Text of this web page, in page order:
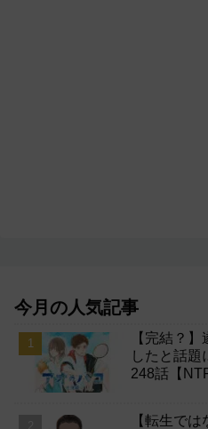
今月の人気記事
【完結？
したと話題
248話【
【転生で